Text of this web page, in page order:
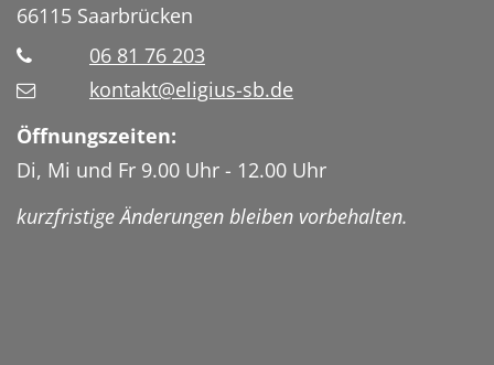
66115 Saarbrücken
06 81 76 203
kontakt@eligius-sb.de
Öffnungszeiten:
Di, Mi und Fr 9.00 Uhr - 12.00 Uhr
kurzfristige Änderungen bleiben vorbehalten.